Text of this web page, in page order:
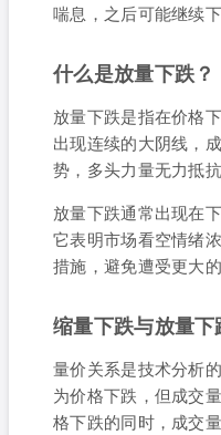
喘息，之后可能继续
什么是放量下跌？
放量下跌是指在价格
出现连续的大阴线，
势，多头力量无力抵
放量下跌通常出现在
它表明市场看空情绪
措施，避免遭受更大的
缩量下跌与放量
量价关系是技术分析
为价格下跌，但成交
格下跌的同时，成交